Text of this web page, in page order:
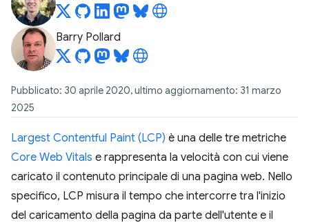
Barry Pollard
Pubblicato: 30 aprile 2020, ultimo aggiornamento: 31 marzo
2025
Largest Contentful Paint (LCP) è una delle tre metriche
Core Web Vitals e rappresenta la velocità con cui viene
caricato il contenuto principale di una pagina web. Nello
specifico, LCP misura il tempo che intercorre tra l'inizio
del caricamento della pagina da parte dell'utente e il